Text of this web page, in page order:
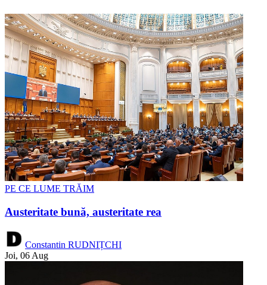
PE CE LUME TRĂIM
Austeritate bună, austeritate rea
Constantin RUDNIȚCHI
Joi, 06 Aug